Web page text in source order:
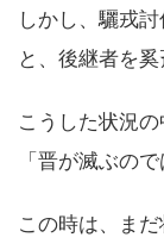
しかし、驪戎
と、後継者を
こうした状況の
「晋が滅ぶの
この時は、ま